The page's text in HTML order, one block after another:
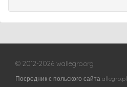
© 2012-2026 wallegro.org
Посредник с польского сайта allegro.pl